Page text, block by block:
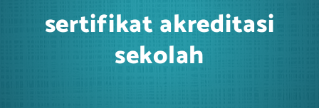
sertifikat akreditasi
sekolah